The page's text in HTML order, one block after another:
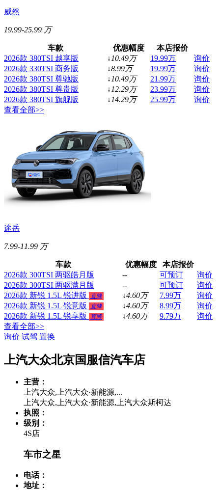
威然
19.99-25.99 万
车款 优惠幅度
本店报价
2026款 380TSI 越享版
↓ 10.49万 19.99万
询价
2026款 330TSI 商务版
↓8.99万 19.99万
询价
2026款 380TSI 尊驰版
↓ 10.49万 21.99万
询价
2026款 380TSI 尊贵版
↓ 12.29万 23.99万
询价
2026款 380TSI 旗舰版
↓ 14.29万 25.99万
询价
查看全部>>
途岳
7.99-11.99 万
车款 优惠幅度
本店报价
2026款 300TSI 两驱皓月版
-- 可预订
询价
2026款 300TSI 两驱满月版
-- 可预订
询价
2026款 新锐 1.5L 锐进版
直降 ↓4.60万 7.99万
询价
2026款 新锐 1.5L 锐意版
直降 ↓4.60万 8.99万
询价
2026款 新锐 1.5L 锐享版
直降 ↓4.60万 9.79万
询价
查看全部>>
询价 试驾 置换
上汽大众北京国服信汽车店
主营：
上汽大众,上汽大众·新能源,...
上汽大众,上汽大众·新能源,上汽大众斯柯达
执照：
级别：
4S店
车市之星
电话：
地址：